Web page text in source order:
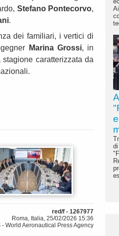
Stefano Pontecorvo,
.
dei familiari, i vertici di
Marina Grossi, in
caratterizzata da
red/f - 1267977
Roma, Italia, 25/02/2026 15:36
- World Aeronautical Press Agency